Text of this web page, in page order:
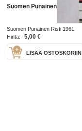
Suomen Punainen Risti
Suomen Punainen Risti 1961
Hinta:
5,00 €
LISÄÄ OSTOSKORIIN